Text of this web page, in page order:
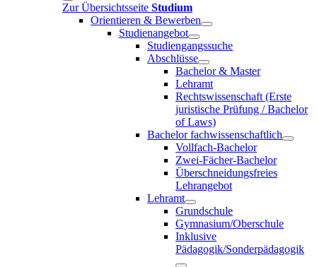
Zur Übersichtsseite Studium
Orientieren & Bewerben
Studienangebot
Studiengangssuche
Abschlüsse
Bachelor & Master
Lehramt
Rechtswissenschaft (Erste
juristische Prüfung / Bachelor
of Laws)
Bachelor fachwissenschaftlich
Vollfach-Bachelor
Zwei-Fächer-Bachelor
Überschneidungsfreies
Lehrangebot
Lehramt
Grundschule
Gymnasium/Oberschule
Inklusive
Pädagogik/Sonderpädagogik